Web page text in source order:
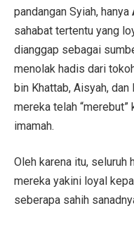
pandangan Syiah, hanya
sahabat tertentu yang
dianggap sebagai
menolak hadis dari
bin Khattab, Aisyah, dan
mereka telah “merebut”
imamah.
Oleh karena itu, seluruh
mereka yakini loyal
seberapa sahih